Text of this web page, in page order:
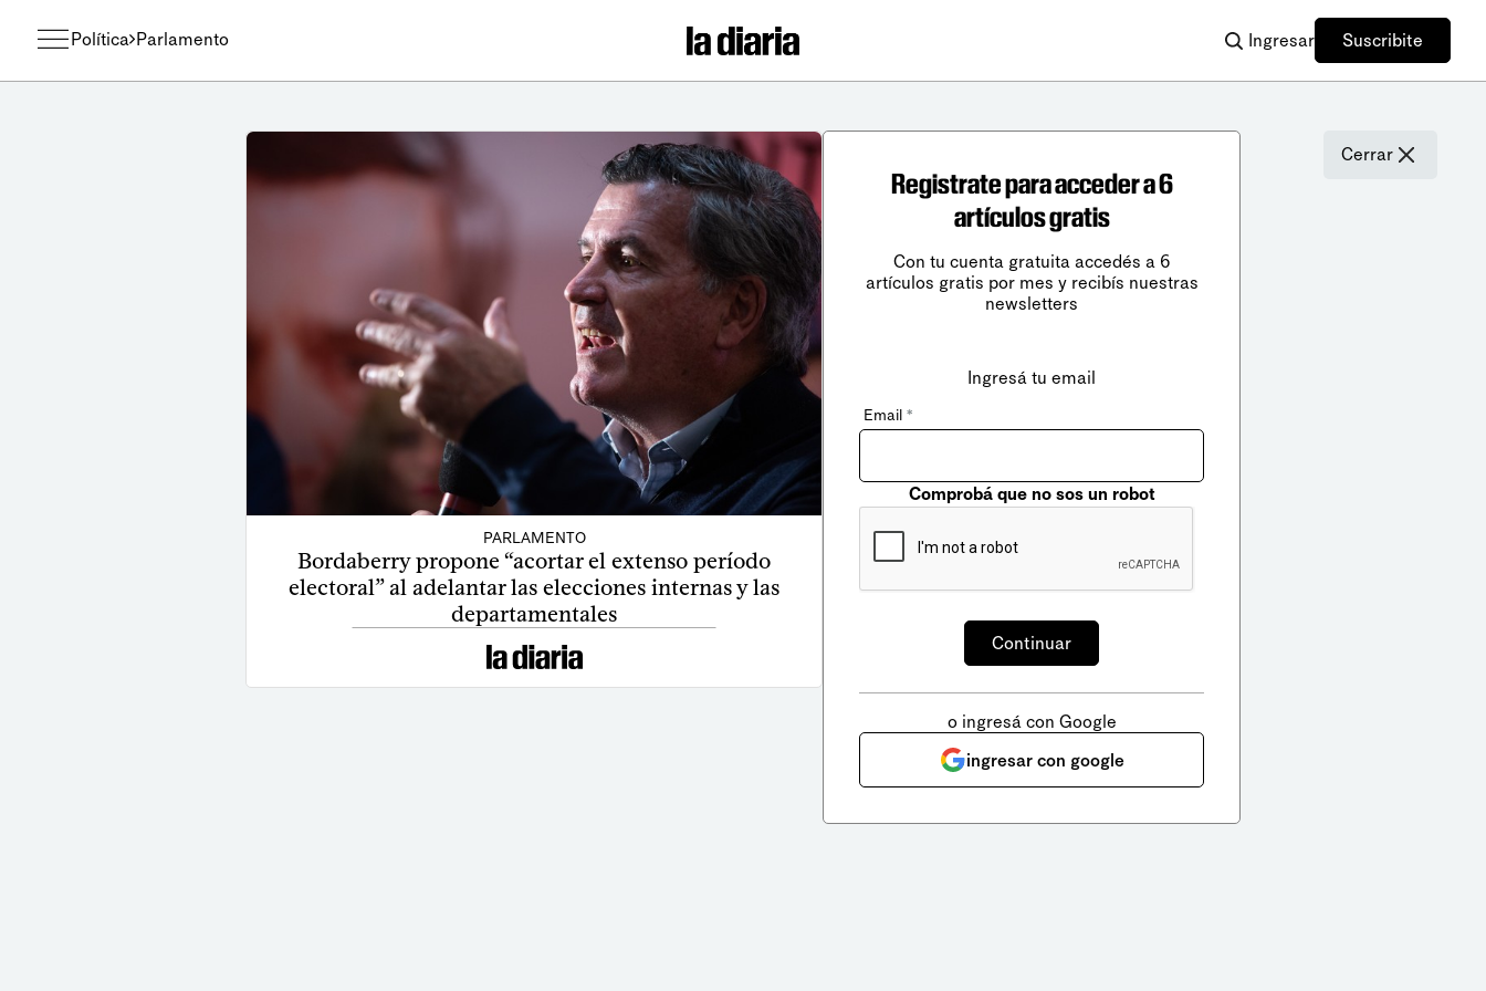
Política Parlamento Ingresar Suscribite
PARLAMENTO
Bordaberry propone “acortar el extenso período
electoral” al adelantar las elecciones internas y las
departamentales
Cerrar
Registrate para acceder a 6
artículos gratis
Con tu cuenta gratuita accedés a 6
artículos gratis por mes y recibís nuestras
newsletters
Ingresá tu email
Email *
Comprobá que no sos un robot
o ingresá con Google
ingresar con google